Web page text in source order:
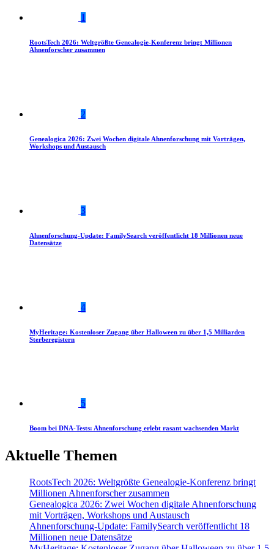
1
RootsTech 2026: Weltgrößte Genealogie-Konferenz bringt Millionen
Ahnenforscher zusammen
2
Genealogica 2026: Zwei Wochen digitale Ahnenforschung mit Vorträgen,
Workshops und Austausch
3
Ahnenforschung-Update: FamilySearch veröffentlicht 18 Millionen neue
Datensätze
4
MyHeritage: Kostenloser Zugang über Halloween zu über 1,5 Milliarden
Sterberegistern
5
Boom bei DNA-Tests: Ahnenforschung erlebt rasant wachsenden Markt
Aktuelle Themen
RootsTech 2026: Weltgrößte Genealogie-Konferenz bringt
Millionen Ahnenforscher zusammen
Genealogica 2026: Zwei Wochen digitale Ahnenforschung
mit Vorträgen, Workshops und Austausch
Ahnenforschung-Update: FamilySearch veröffentlicht 18
Millionen neue Datensätze